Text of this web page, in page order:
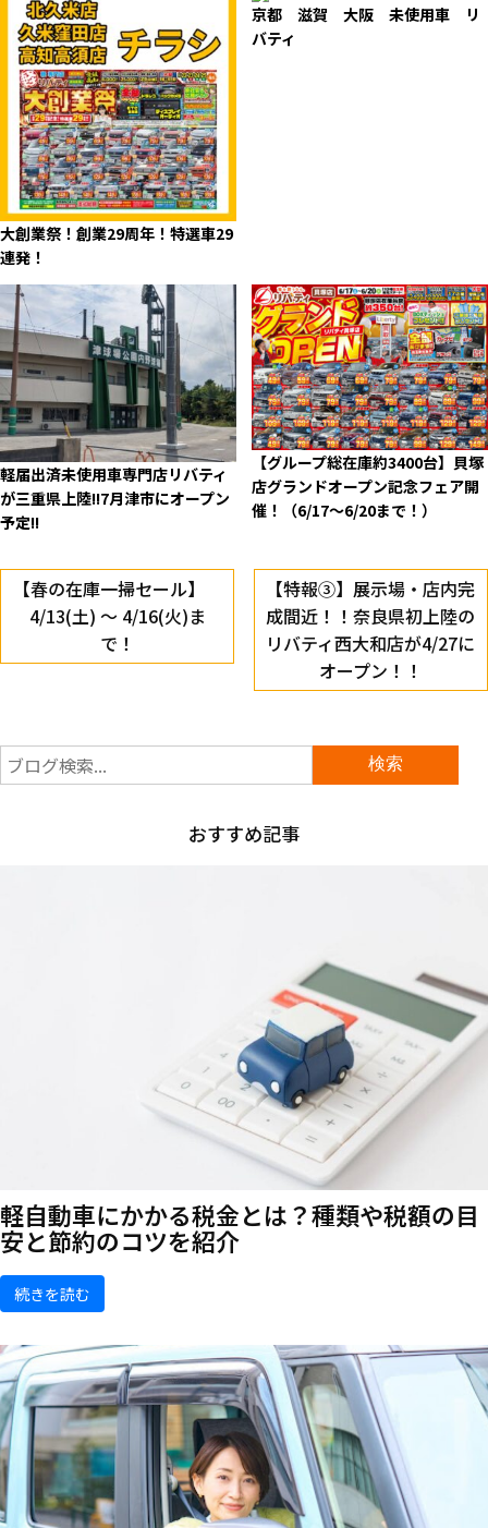
大創業祭！創業29周年！特選車29
連発！
京都 滋賀 大阪 未使用車 リ
バティ
軽届出済未使用車専門店リバティ
が三重県上陸!!7月津市にオープン
予定!!
【グループ総在庫約3400台】貝塚
店グランドオープン記念フェア開
催！（6/17～6/20まで！）
【春の在庫一掃セール】
4/13(土) ～ 4/16(火)ま
で！
【特報③】展示場・店内完
成間近！！奈良県初上陸の
リバティ西大和店が4/27に
オープン！！
おすすめ記事
軽自動車にかかる税金とは？種類や税額の目
安と節約のコツを紹介
続きを読む